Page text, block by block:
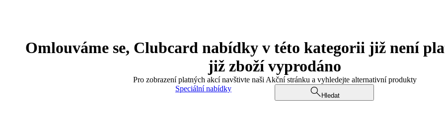
Omlouváme se, Clubcard nabídky v této kategorii již není
již zboží vyprodáno
Pro zobrazení platných akcí navštivte naši Akční stránku a vyhledejte alternativní produkty
Speciální nabídky
Hledat